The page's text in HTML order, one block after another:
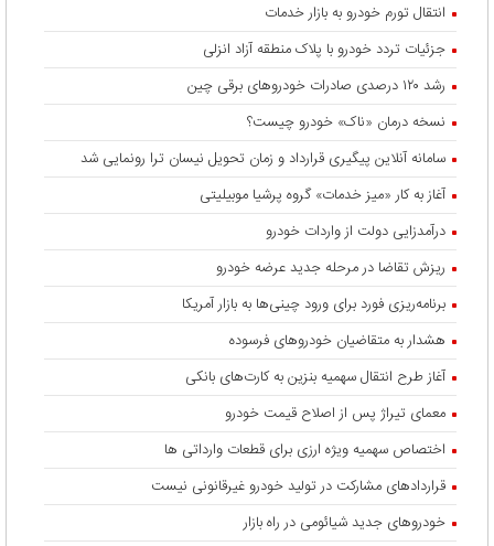
انتقال تورم خودرو به بازار خدمات
جزئیات تردد خودرو با پلاک منطقه آزاد انزلی
رشد ۱۲۰ درصدی صادرات خودروهای برقی چین
نسخه درمان «ناک» خودرو چیست؟
سامانه آنلاین پیگیری قرارداد‌ و زمان تحویل نیسان ترا رونمایی شد
آغاز به کار «میز خدمات» گروه پرشیا موبیلیتی
درآمدزایی دولت از واردات خودرو
ریزش تقاضا در مرحله جدید عرضه خودرو
برنامه‌ریزی فورد برای ورود چینی‌ها به بازار آمریکا
هشدار به متقاضیان خودروهای فرسوده
آغاز طرح انتقال سهمیه بنزین به کارت‌های بانکی
معمای تیراژ پس از اصلاح قیمت خودرو
اختصاص سهمیه ویژه ارزی برای قطعات وارداتی ها
قراردادهای مشارکت در تولید خودرو غیرقانونی نیست
خودروهای جدید شیائومی در راه بازار